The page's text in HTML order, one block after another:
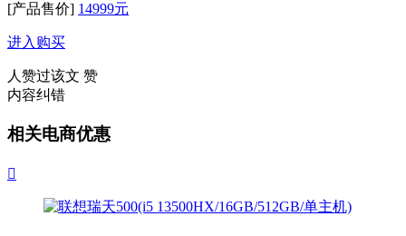
[产品售价] 14999元
进入购买
人赞过该文 赞
内容纠错
相关电商优惠
